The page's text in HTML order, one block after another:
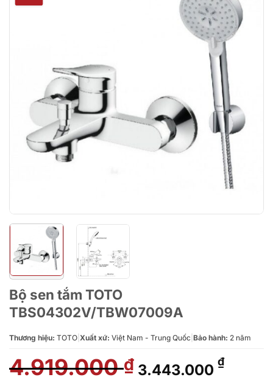
Bộ sen tắm TOTO
TBS04302V/TBW07009A
Thương hiệu: TOTO Xuất xứ: Việt Nam - Trung Quốc Bảo hành: 2 năm
4.919.000₫ Giá
3.443.000 ₫Giá